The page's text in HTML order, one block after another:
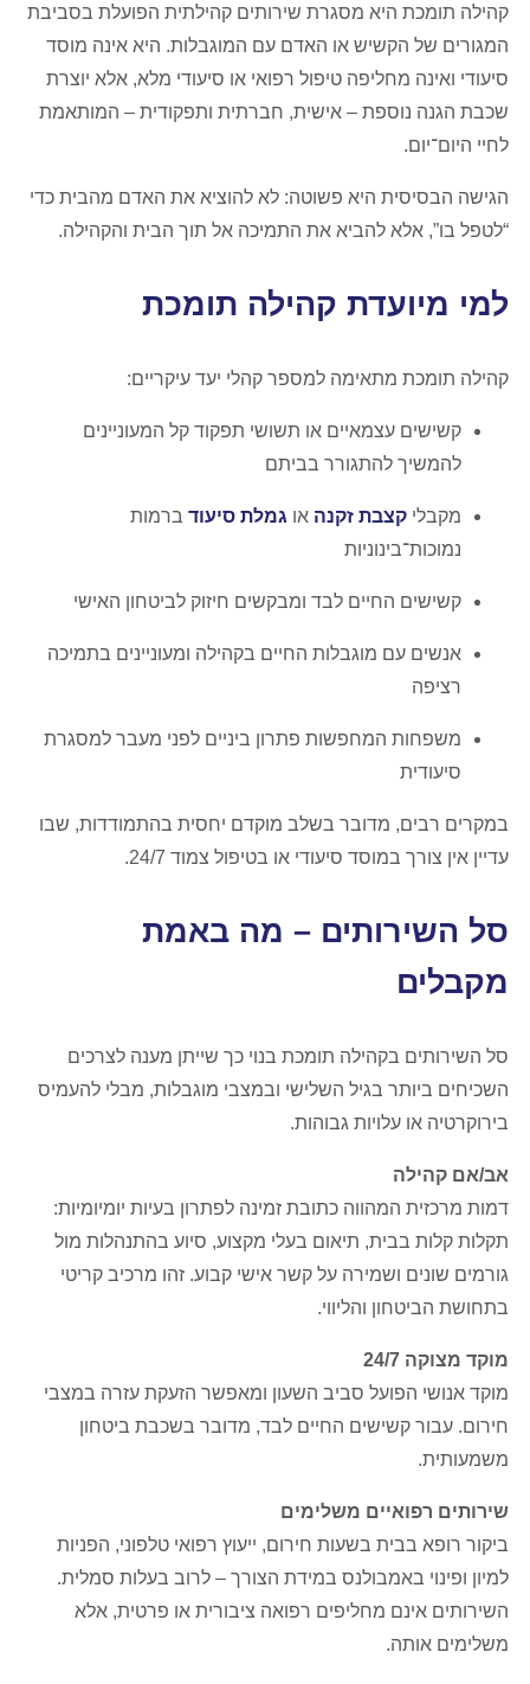
קהילה תומכת היא מסגרת שירותים קהילתית הפועלת בסביבת
המגורים של הקשיש או האדם עם המוגבלות. היא אינה מוסד
סיעודי ואינה מחליפה טיפול רפואי או סיעודי מלא, אלא יוצרת
שכבת הגנה נוספת – אישית, חברתית ותפקודית – המותאמת
לחיי היום־יום.
הגישה הבסיסית היא פשוטה: לא להוציא את האדם מהבית כדי
“לטפל בו”, אלא להביא את התמיכה אל תוך הבית והקהילה.
למי מיועדת קהילה תומכת
קהילה תומכת מתאימה למספר קהלי יעד עיקריים:
קשישים עצמאיים או תשושי תפקוד קל המעוניינים
להמשיך להתגורר בביתם
מקבלי קצבת זקנה או גמלת סיעוד ברמות
נמוכות־בינוניות
קשישים החיים לבד ומבקשים חיזוק לביטחון האישי
אנשים עם מוגבלות החיים בקהילה ומעוניינים בתמיכה
רציפה
משפחות המחפשות פתרון ביניים לפני מעבר למסגרת
סיעודית
במקרים רבים, מדובר בשלב מוקדם יחסית בהתמודדות, שבו
עדיין אין צורך במוסד סיעודי או בטיפול צמוד 24/7.
סל השירותים – מה באמת
מקבלים
סל השירותים בקהילה תומכת בנוי כך שייתן מענה לצרכים
השכיחים ביותר בגיל השלישי ובמצבי מוגבלות, מבלי להעמיס
בירוקרטיה או עלויות גבוהות.
אב/אם קהילה
דמות מרכזית המהווה כתובת זמינה לפתרון בעיות יומיומיות:
תקלות קלות בבית, תיאום בעלי מקצוע, סיוע בהתנהלות מול
גורמים שונים ושמירה על קשר אישי קבוע. זהו מרכיב קריטי
בתחושת הביטחון והליווי.
מוקד מצוקה 24/7
מוקד אנושי הפועל סביב השעון ומאפשר הזעקת עזרה במצבי
חירום. עבור קשישים החיים לבד, מדובר בשכבת ביטחון
משמעותית.
שירותים רפואיים משלימים
ביקור רופא בבית בשעות חירום, ייעוץ רפואי טלפוני, הפניות
למיון ופינוי באמבולנס במידת הצורך – לרוב בעלות סמלית.
השירותים אינם מחליפים רפואה ציבורית או פרטית, אלא
משלימים אותה.